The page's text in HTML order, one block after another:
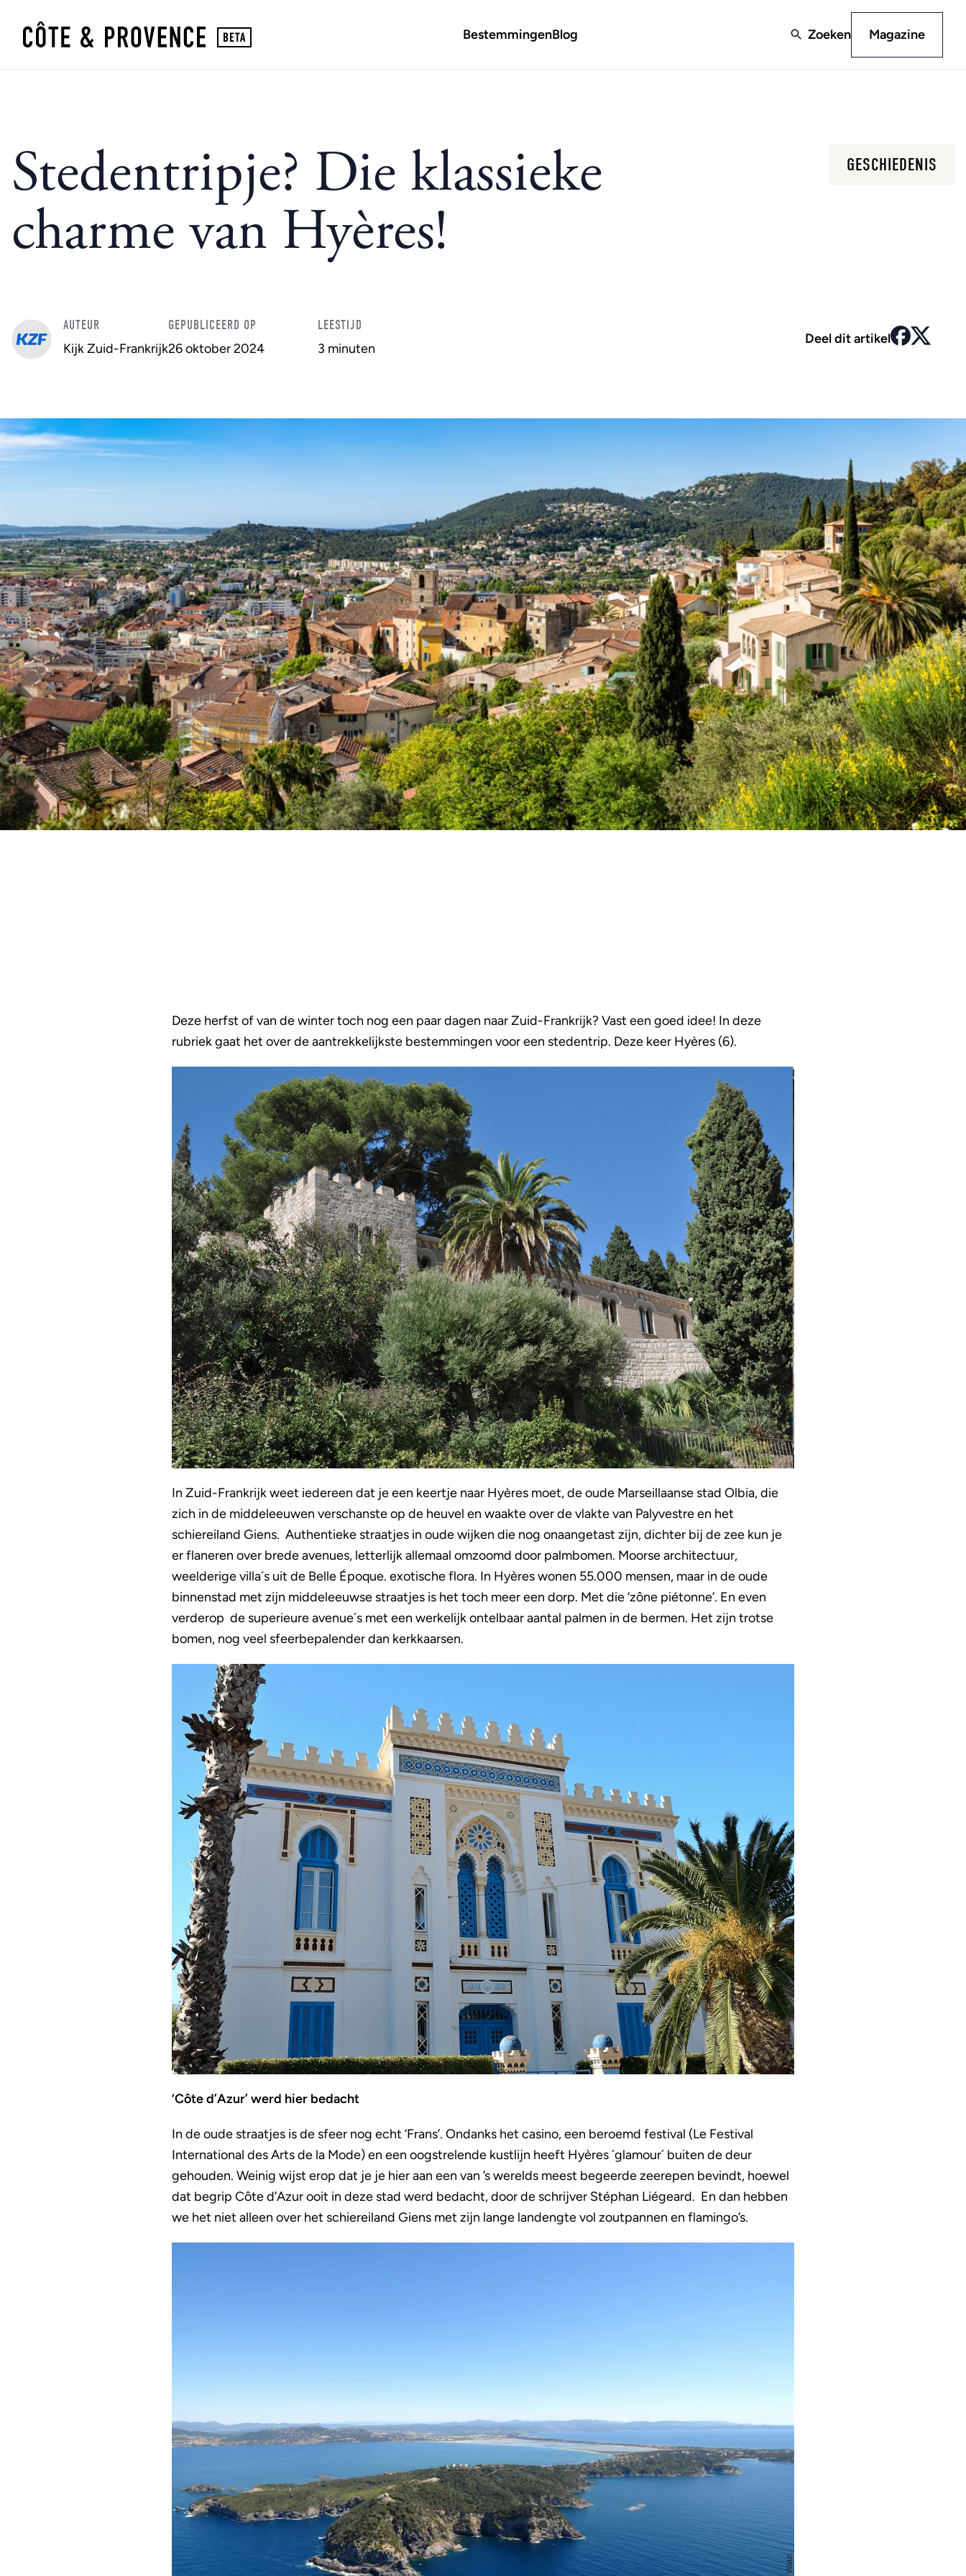
BestemmingenBlog Zoeken Magazine
Stedentripje? Die klassieke
charme van Hyères!
GESCHIEDENIS
AUTEUR
Kijk Zuid-Frankrijk
GEPUBLICEERD OP
26 oktober 2024
LEESTIJD
3 minuten
Deel dit artikel
Deze herfst of van de winter toch nog een paar dagen naar Zuid-Frankrijk? Vast een goed idee! In deze
rubriek gaat het over de aantrekkelijkste bestemmingen voor een stedentrip. Deze keer Hyères (6).
In Zuid-Frankrijk weet iedereen dat je een keertje naar Hyères moet, de oude Marseillaanse stad Olbia, die
zich in de middeleeuwen verschanste op de heuvel en waakte over de vlakte van Palyvestre en het
schiereiland Giens. Authentieke straatjes in oude wijken die nog onaangetast zijn, dichter bij de zee kun je
er flaneren over brede avenues, letterlijk allemaal omzoomd door palmbomen. Moorse architectuur,
weelderige villa´s uit de Belle Époque. exotische flora. In Hyères wonen 55.000 mensen, maar in de oude
binnenstad met zijn middeleeuwse straatjes is het toch meer een dorp. Met die ‘zône piétonne’. En even
verderop de superieure avenue´s met een werkelijk ontelbaar aantal palmen in de bermen. Het zijn trotse
bomen, nog veel sfeerbepalender dan kerkkaarsen.
‘Côte d’Azur’ werd hier bedacht
In de oude straatjes is de sfeer nog echt ‘Frans’. Ondanks het casino, een beroemd festival (Le Festival
International des Arts de la Mode) en een oogstrelende kustlijn heeft Hyères ´glamour´ buiten de deur
gehouden. Weinig wijst erop dat je je hier aan een van ’s werelds meest begeerde zeerepen bevindt, hoewel
dat begrip Côte d’Azur ooit in deze stad werd bedacht, door de schrijver Stéphan Liégeard. En dan hebben
we het niet alleen over het schiereiland Giens met zijn lange landengte vol zoutpannen en flamingo’s.